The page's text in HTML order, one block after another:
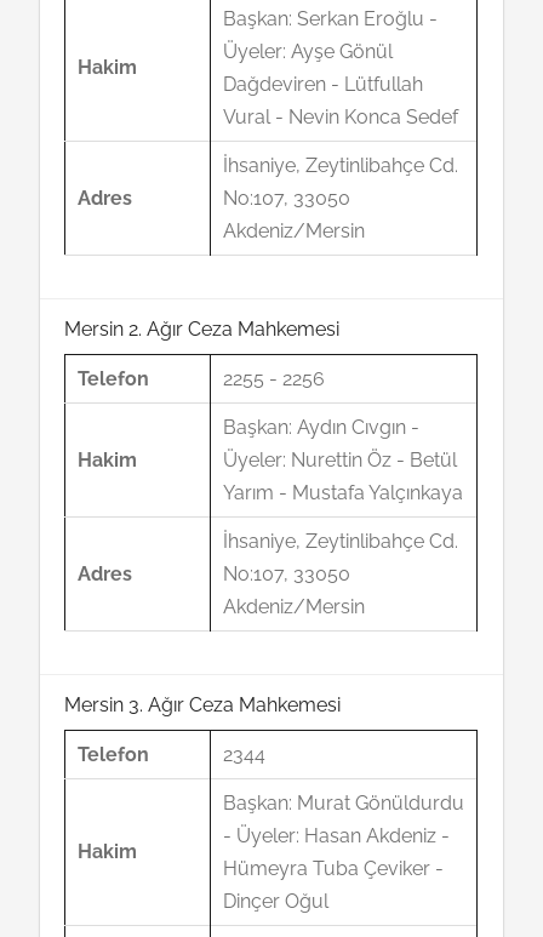
Hakim
Başkan: Serkan Eroğlu -
Üyeler: Ayşe Gönül
Dağdeviren - Lütfullah
Vural - Nevin Konca Sedef
Adres
İhsaniye, Zeytinlibahçe Cd.
No:107, 33050
Akdeniz/Mersin
Mersin 2. Ağır Ceza Mahkemesi
Telefon 2255 - 2256
Hakim
Başkan: Aydın Cıvgın -
Üyeler: Nurettin Öz - Betül
Yarım - Mustafa Yalçınkaya
Adres
İhsaniye, Zeytinlibahçe Cd.
No:107, 33050
Akdeniz/Mersin
Mersin 3. Ağır Ceza Mahkemesi
Telefon 2344
Hakim
Başkan: Murat Gönüldurdu
- Üyeler: Hasan Akdeniz -
Hümeyra Tuba Çeviker -
Dinçer Oğul